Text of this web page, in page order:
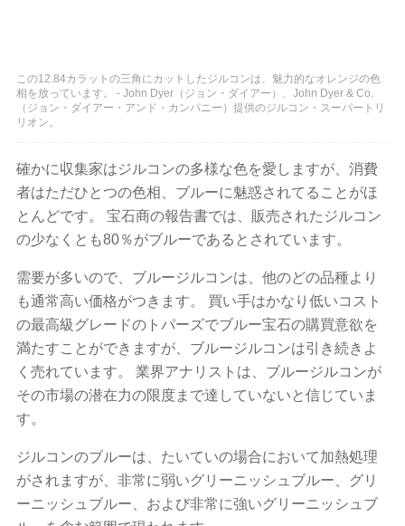
この12.84カラットの三角にカットしたジルコンは、魅力的なオレンジの色
相を放っています。 - John Dyer（ジョン・ダイアー）、John Dyer & Co.
（ジョン・ダイアー・アンド・カンパニー）提供のジルコン・スーパートリ
リオン。
確かに収集家はジルコンの多様な色を愛しますが、消費
者はただひとつの色相、ブルーに魅惑されてることがほ
とんどです。 宝石商の報告書では、販売されたジルコン
の少なくとも80％がブルーであるとされています。
需要が多いので、ブルージルコンは、他のどの品種より
も通常高い価格がつきます。 買い手はかなり低いコスト
の最高級グレードのトパーズでブルー宝石の購買意欲を
満たすことができますが、ブルージルコンは引き続きよ
く売れています。 業界アナリストは、ブルージルコンが
その市場の潜在力の限度まで達していないと信じていま
す。
ジルコンのブルーは、たいていの場合において加熱処理
がされますが、非常に弱いグリーニッシュブルー、グリ
ーニッシュブルー、および非常に強いグリーニッシュブ